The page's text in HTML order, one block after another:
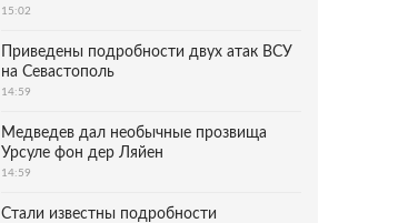
15:02
Приведены подробности двух атак ВСУ
на Севастополь
14:59
Медведев дал необычные прозвища
Урсуле фон дер Ляйен
14:59
Стали известны подробности